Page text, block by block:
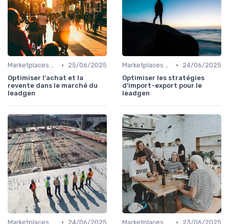
Marketplaces de leadgen •
25/06/2025
Optimiser l'achat et la
revente dans le marché du
leadgen
Marketplaces de leadgen •
24/06/2025
Optimiser les stratégies
d'import-export pour le
leadgen
Marketplaces de leadgen
24/06/2025
Marketplaces de leadgen
23/06/2025